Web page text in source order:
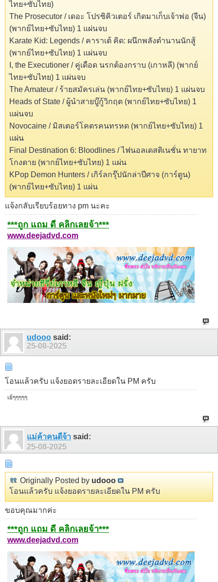
ไทย+ซับไทย)
The Prosecutor / เดอะ โปรซิคิวเตอร์ เกิดมาเก็บเจ้าพ่อ (จีน)
(พากย์ไทย+ซับไทย) 1 แผ่นจบ
Karate Kid: Legends / คาราเต้ คิด: ผนึกพลังตำนานนักสู้
(พากย์ไทย+ซับไทย) 1 แผ่นจบ
I, the Executioner / คู่เดือด นรกต้องกราบ (เกาหลี) (พากย์
ไทย+ซับไทย) 1 แผ่นจบ
The Amateur / ร้ายสมัครเล่น (พากย์ไทย+ซับไทย) 1 แผ่นจบ
Heads of State / ผู้นำสายบู๊กู้วิกฤต (พากย์ไทย+ซับไทย) 1
แผ่นจบ
Novocaine / มิสเตอร์โคตรคนทรหด (พากย์ไทย+ซับไทย) 1
แผ่น
Final Destination 6: Bloodlines / ไฟนอลเดสติเนชั่น ทายาท
โกงตาย (พากย์ไทย+ซับไทย) 1 แผ่น
KPop Demon Hunters / เกิร์ลกรุ๊ปนักล่าปีศาจ (การ์ตูน)
(พากย์ไทย+ซับไทย) 1 แผ่น
แจ้งกลับเรียบร้อยทาง pm นะคะ
***ถูก แถม ดี คลิกเลยจ้า***
www.deejadvd.com
udooo said:
25-08-2025
โอนแล้วครับ แจ้งยอดรายละเอียดใน PM ครับ
เย้ๆๆๆๆๆ
แม่ค้าคนดีจ้า said:
25-08-2025
Originally Posted by udooo
โอนแล้วครับ แจ้งยอดรายละเอียดใน PM ครับ
ขอบคุณมากค่ะ
***ถูก แถม ดี คลิกเลยจ้า***
www.deejadvd.com